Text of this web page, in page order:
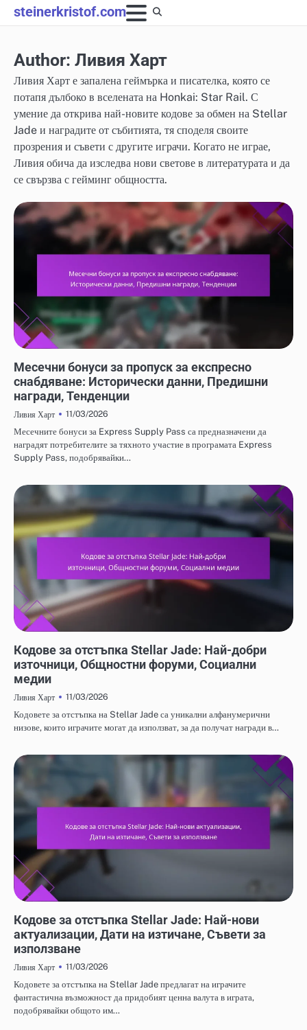
Skip
to
steinerkristof.com
Author: Ливия Харт
Ливия Харт е запалена геймърка и писателка, която се
потапя дълбоко в вселената на Honkai: Star Rail. С
умение да открива най-новите кодове за обмен на Stellar
Jade и наградите от събитията, тя споделя своите
прозрения и съвети с другите играчи. Когато не играе,
Ливия обича да изследва нови светове в литературата и да
се свързва с гейминг общността.
Месечни бонуси за пропуск за експресно
снабдяване: Исторически данни, Предишни
награди, Тенденции
Ливия Харт
11/03/2026
Месечните бонуси за Express Supply Pass са предназначени да
наградят потребителите за тяхното участие в програмата Express
Supply Pass, подобрявайки…
Кодове за отстъпка Stellar Jade: Най-добри
източници, Общностни форуми, Социални
медии
Ливия Харт
11/03/2026
Кодовете за отстъпка на Stellar Jade са уникални алфанумерични
низове, които играчите могат да използват, за да получат награди в…
Кодове за отстъпка Stellar Jade: Най-нови
актуализации, Дати на изтичане, Съвети за
използване
Ливия Харт
11/03/2026
Кодовете за отстъпка на Stellar Jade предлагат на играчите
фантастична възможност да придобият ценна валута в играта,
подобрявайки общото им…